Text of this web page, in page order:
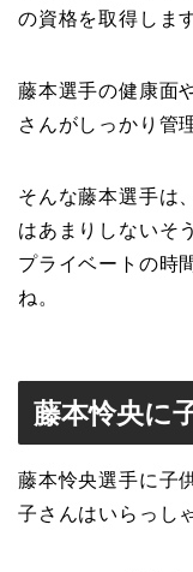
の資格を取得しま
藤本選手の健康面
さんがしっかり管
そんな藤本選手は
はあまりしないそ
プライベートの時
ね。
藤本怜央に
藤本怜央選手に子
子さんはいらっし